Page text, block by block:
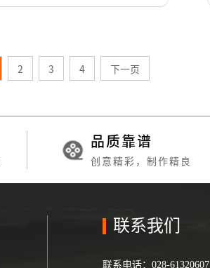
2 3 4 下一页
品质靠谱
创意精彩，制作精良
联系我们
联系电话：028-61320607